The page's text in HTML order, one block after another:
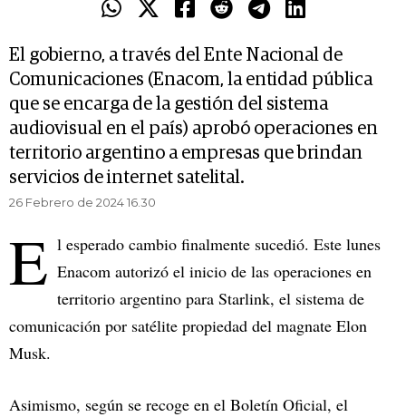
El gobierno, a través del Ente Nacional de
Comunicaciones (Enacom, la entidad pública
que se encarga de la gestión del sistema
audiovisual en el país) aprobó operaciones en
territorio argentino a empresas que brindan
servicios de internet satelital.
26 Febrero de 2024 16.30
E l esperado cambio finalmente sucedió. Este lunes
Enacom autorizó el inicio de las operaciones en
territorio argentino para Starlink, el sistema de
comunicación por satélite propiedad del magnate Elon
Musk.
Asimismo, según se recoge en el Boletín Oficial, el